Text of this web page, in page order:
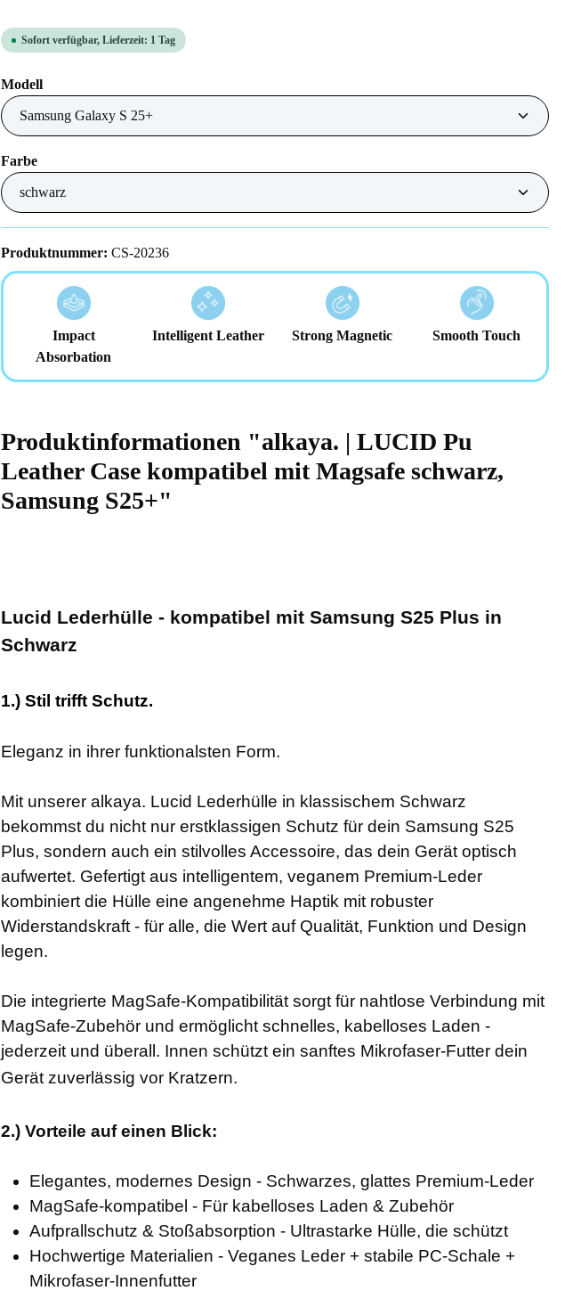
Sofort verfügbar, Lieferzeit: 1 Tag
Modellauswählen
Farbeauswählen
Produktnummer: CS-20236
Impact
Absorbation
Intelligent Leather Strong Magnetic Smooth Touch
Produktinformationen "alkaya. | LUCID Pu
Leather Case kompatibel mit Magsafe schwarz,
Samsung S25+"
Lucid Lederhülle - kompatibel mit Samsung S25 Plus in
Schwarz
1.) Stil trifft Schutz.
Eleganz in ihrer funktionalsten Form.
Mit unserer alkaya. Lucid Lederhülle in klassischem Schwarz
bekommst du nicht nur erstklassigen Schutz für dein Samsung S25
Plus, sondern auch ein stilvolles Accessoire, das dein Gerät optisch
aufwertet. Gefertigt aus intelligentem, veganem Premium-Leder
kombiniert die Hülle eine angenehme Haptik mit robuster
Widerstandskraft - für alle, die Wert auf Qualität, Funktion und Design
legen.
Die integrierte MagSafe-Kompatibilität sorgt für nahtlose Verbindung mit
MagSafe-Zubehör und ermöglicht schnelles, kabelloses Laden -
jederzeit und überall. Innen schützt ein sanftes Mikrofaser-Futter dein
Gerät zuverlässig vor Kratzern.
2.) Vorteile auf einen Blick:
Elegantes, modernes Design - Schwarzes, glattes Premium-Leder
MagSafe-kompatibel - Für kabelloses Laden & Zubehör
Aufprallschutz & Stoßabsorption - Ultrastarke Hülle, die schützt
Hochwertige Materialien - Veganes Leder + stabile PC-Schale +
Mikrofaser-Innenfutter